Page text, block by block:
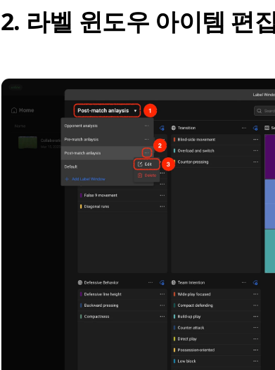
2. 라벨 윈도우 아이템 편